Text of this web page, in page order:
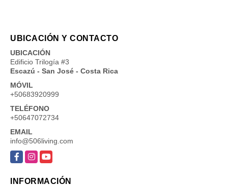
UBICACIÓN Y CONTACTO
UBICACIÓN
Edificio Trilogía #3
Escazú - San José - Costa Rica
MÓVIL
+50683920999
TELÉFONO
+50647072734
EMAIL
info@506living.com
Facebook
InstagramYouTube
INFORMACIÓN